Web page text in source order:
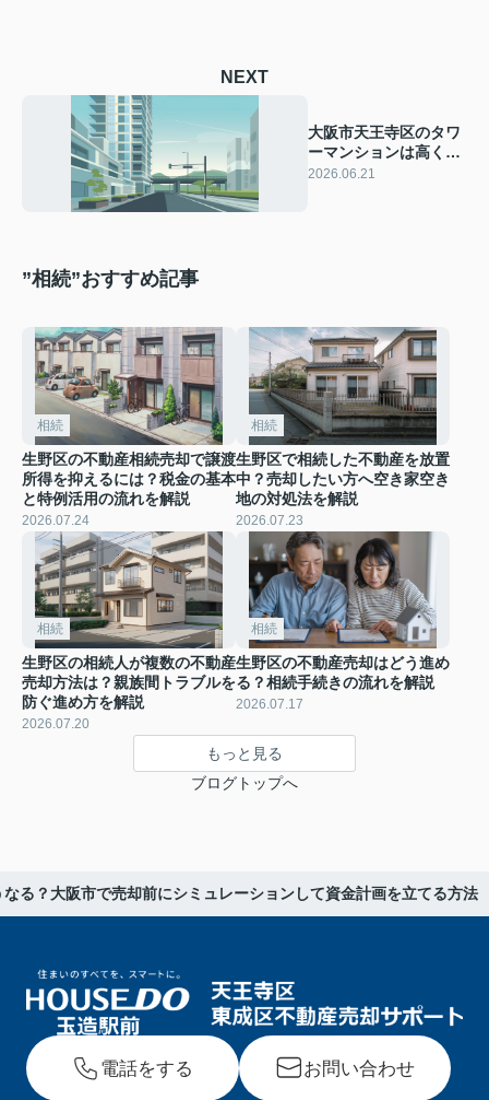
NEXT
大阪市天王寺区のタワ
ーマンションは高く売
る！相場とコツを押さ
2026.06.21
”相続”おすすめ記事
相続
生野区の不動産相続売却で譲渡
所得を抑えるには？税金の基本
と特例活用の流れを解説
2026.07.24
相続
生野区で相続した不動産を放置
中？売却したい方へ空き家空き
地の対処法を解説
2026.07.23
相続
生野区の相続人が複数の不動産
売却方法は？親族間トラブルを
防ぐ進め方を解説
2026.07.20
相続
生野区の不動産売却はどう進め
る？相続手続きの流れを解説
2026.07.17
もっと見る
ブログトップへ
る？大阪市で売却前にシミュレーションして資金計画を立てる方法
電話をする お問い合わせ